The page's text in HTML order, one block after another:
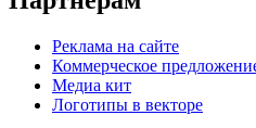
Реклама на сайте
Коммерческое
Медиа кит
Логотипы в векторе